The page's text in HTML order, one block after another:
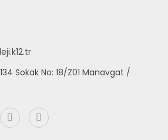
Sokak No: 18/Z01 Manavgat /